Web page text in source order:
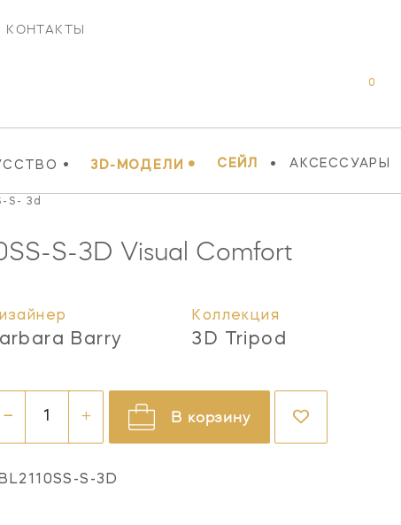
КОНТАКТЫ
• 3D-МОДЕЛИ • СЕЙЛ • АКСЕССУАРЫ
0
S- 3d
S-3D Visual Comfort
Barry
Коллекция
3D Tripod
В корзину
S-3D